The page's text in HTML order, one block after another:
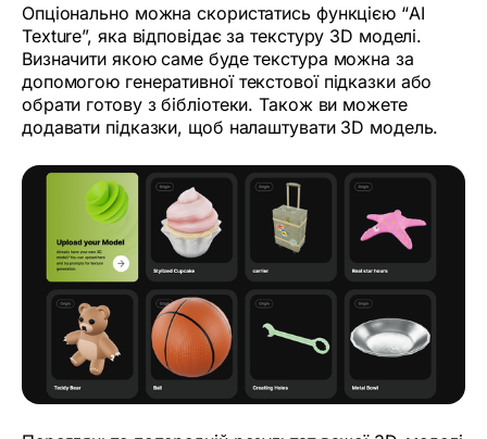
Опціонально можна скористатись функцією “AI
Texture”, яка відповідає за текстуру 3D моделі.
Визначити якою саме буде текстура можна за
допомогою генеративної текстової підказки або
обрати готову з бібліотеки. Також ви можете
додавати підказки, щоб налаштувати 3D модель.